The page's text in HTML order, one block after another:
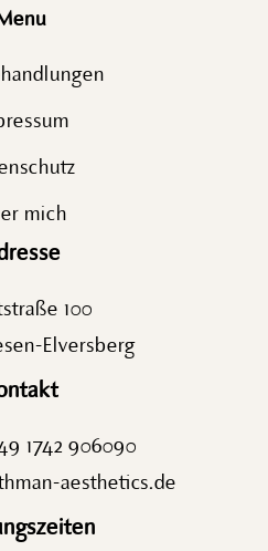
mich
100
Elversberg
1742 906090
aesthetics.de